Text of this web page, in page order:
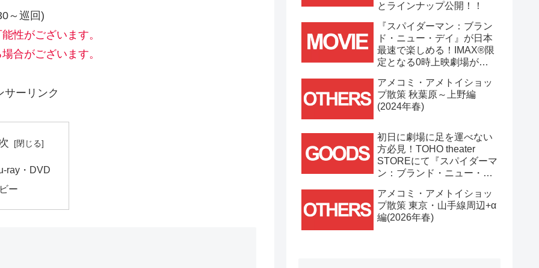
～巡回)
性がございます。
合がございます。
サーリンク
ray・DVD
ー
とラインナップ公開！！
『スパイダーマン：ブラン
ド・ニュー・デイ』が日本
最速で楽しめる！IMAX®限
定となる0時上映劇場が決
アメコミ・アメトイショッ
プ散策 秋葉原～上野編
(2024年春)
初日に劇場に足を運べない
方必見！TOHO theater
STOREにて『スパイダーマ
ン：ブランド・ニュー・デ
7/31(金)11時より開始！！
アメコミ・アメトイショッ
プ散策 東京・山手線周辺+α
編(2026年春)